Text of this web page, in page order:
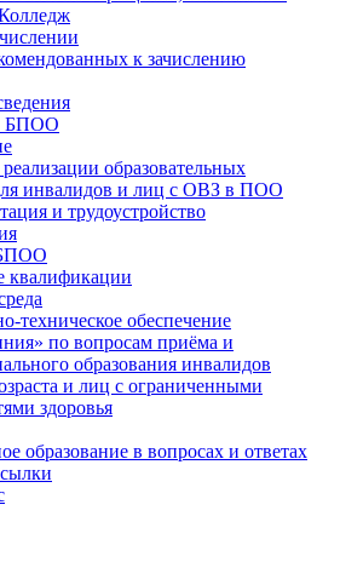
к зачислению
БПОО
образовательных
инвалидов и лиц с ОВЗ в ПОО
и трудоустройство
техническое обеспечение
по вопросам приёма и
образования инвалидов
и лиц с ограниченными
здоровья
образование в вопросах и ответах